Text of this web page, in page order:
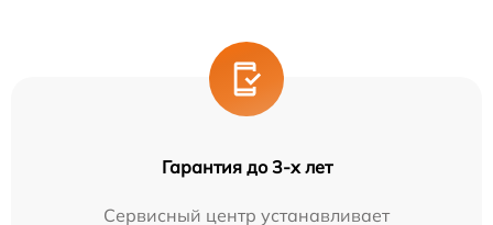
Гарантия до 3-х лет
Сервисный центр устанавливает